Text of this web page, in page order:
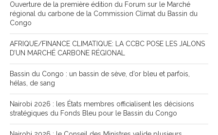
Ouverture de la première édition du Forum sur le Marché
régional du carbone de la Commission Climat du Bassin du
Congo
AFRIQUE/FINANCE CLIMATIQUE: LA CCBC POSE LES JALONS
D’UN MARCHÉ CARBONE RÉGIONAL
Bassin du Congo : un bassin de sève, d’or bleu et parfois,
hélas, de sang
Nairobi 2026 : les États membres officialisent les décisions
stratégiques du Fonds Bleu pour le Bassin du Congo